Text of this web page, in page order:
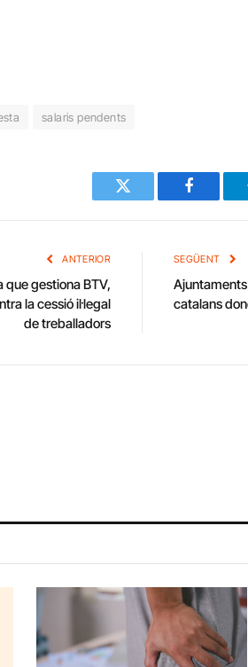
salaris pendents
Twitter
ANTERIOR
que gestiona BTV,
la cessió il·legal
de treballadors
SEGÜENT
catalans